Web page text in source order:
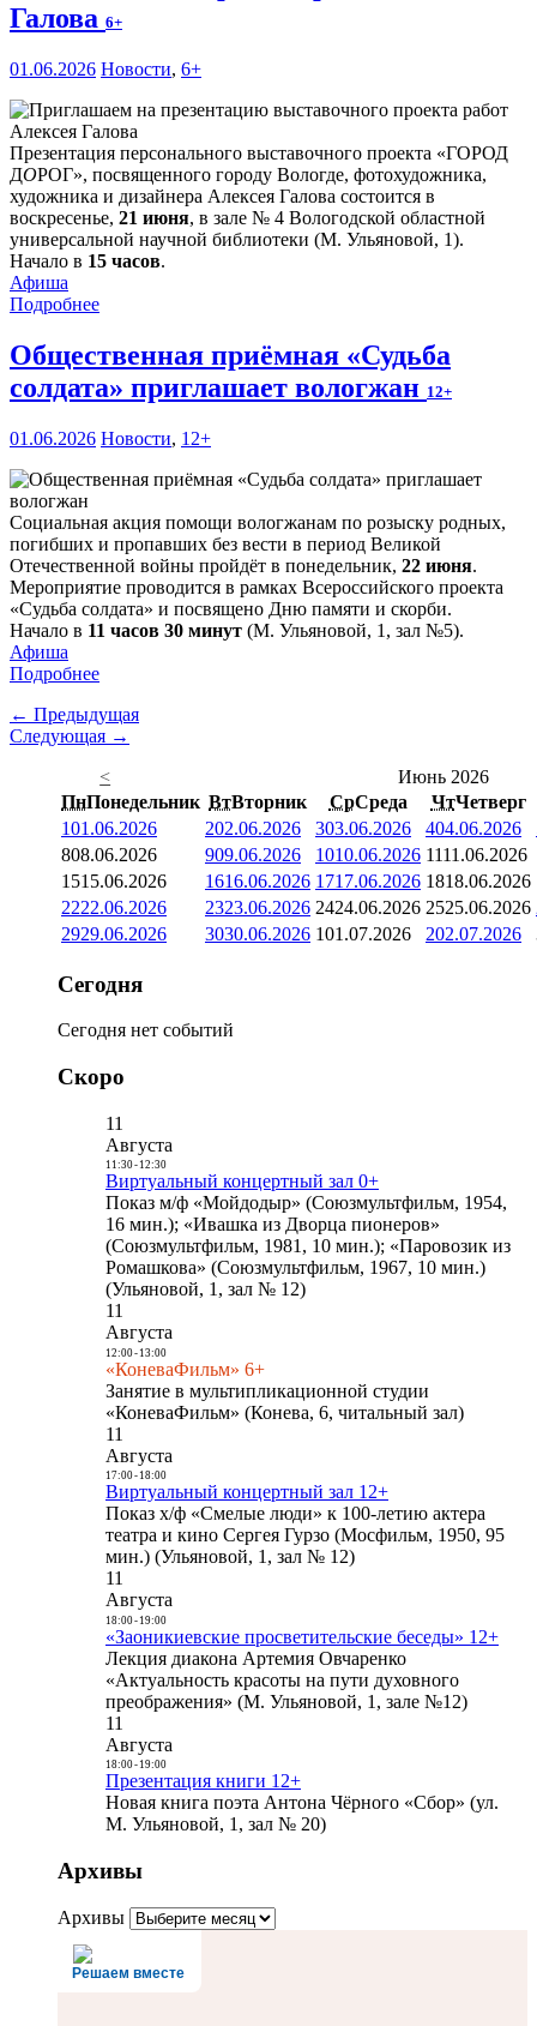
Галова 6+
01.06.2026 Новости, 6+
Презентация персонального выставочного проекта «ГОРОД
ДОРОГ», посвященного городу Вологде, фотохудожника,
художника и дизайнера Алексея Галова состоится в
воскресенье, 21 июня, в зале № 4 Вологодской областной
универсальной научной библиотеки (М. Ульяновой, 1).
Начало в 15 часов.
Афиша
Подробнее
Общественная приёмная «Судьба
солдата» приглашает вологжан 12+
01.06.2026 Новости, 12+
Социальная акция помощи вологжанам по розыску родных,
погибших и пропавших без вести в период Великой
Отечественной войны пройдёт в понедельник, 22 июня.
Мероприятие проводится в рамках Всероссийского проекта
«Судьба солдата» и посвящено Дню памяти и скорби.
Начало в 11 часов 30 минут (М. Ульяновой, 1, зал №5).
Афиша
Подробнее
← Предыдущая
Следующая →
<
Июнь 2026
ПнПонедельник ВтВторник СрСреда ЧтЧетверг
101.06.2026 202.06.2026 303.06.2026 404.06.2026
808.06.2026 909.06.2026 1010.06.2026 1111.06.2026
1515.06.2026 1616.06.2026 1717.06.2026 1818.06.2026
2222.06.2026 2323.06.2026 2424.06.2026 2525.06.2026
2929.06.2026 3030.06.2026 101.07.2026 202.07.2026
Сегодня
Сегодня нет событий
Скоро
11
Августа
11:30- 12:30
Виртуальный концертный зал 0+
Показ м/ф «Мойдодыр» (Союзмультфильм, 1954,
16 мин.); «Ивашка из Дворца пионеров»
(Союзмультфильм, 1981, 10 мин.); «Паровозик из
Ромашкова» (Союзмультфильм, 1967, 10 мин.)
(Ульяновой, 1, зал № 12)
11
Августа
12:00- 13:00
«КоневаФильм» 6+
Занятие в мультипликационной студии
«КоневаФильм» (Конева, 6, читальный зал)
11
Августа
17:00- 18:00
Виртуальный концертный зал 12+
Показ х/ф «Смелые люди» к 100-летию актера
театра и кино Сергея Гурзо (Мосфильм, 1950, 95
мин.) (Ульяновой, 1, зал № 12)
11
Августа
18:00- 19:00
«Заоникиевские просветительские беседы» 12+
Лекция диакона Артемия Овчаренко
«Актуальность красоты на пути духовного
преображения» (М. Ульяновой, 1, зале №12)
11
Августа
18:00- 19:00
Презентация книги 12+
Новая книга поэта Антона Чёрного «Сбор» (ул.
М. Ульяновой, 1, зал № 20)
Архивы
Архивы
Решаем вместе